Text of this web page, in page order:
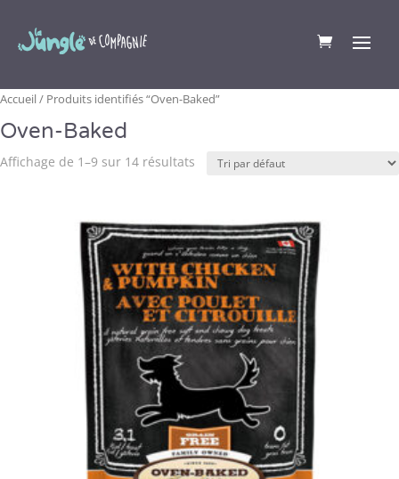
Accueil/ Produits identifiés “Oven-Baked”
Oven-Baked
Affichage de 1–9 sur 14 résultats